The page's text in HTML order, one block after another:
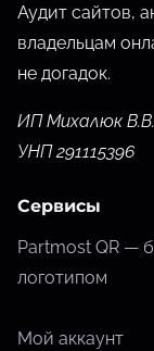
Аудит сайтов,
владельцам
не догадок.
ИП Михалюк В.В.
УНП 291115396
Сервисы
Partmost QR —
логотипом
Мой аккаунт